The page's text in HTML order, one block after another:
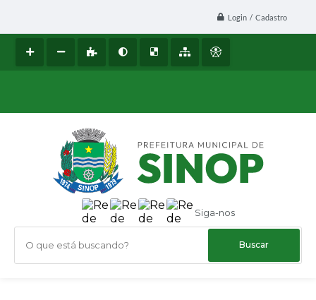
Login / Cadastro
Siga-nos
O que está buscando?